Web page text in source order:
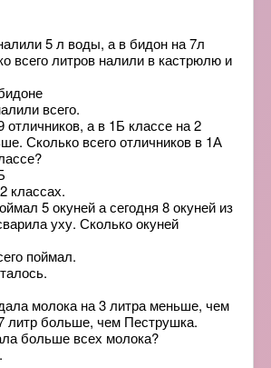
5 л воды, а в бидон на 7л
всего литров налили в кастрюлю и
всего.
отличников, а в 1Б классе на 2
Сколько всего отличников в 1А
классах.
5 окуней а сегодня 8 окуней из
уху. Сколько окуней
поймал.
молока на 3 литра меньше, чем
литр больше, чем Пеструшка.
больше всех молока?